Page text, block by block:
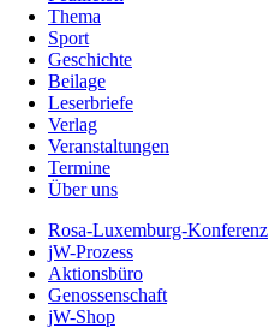
Thema
Sport
Geschichte
Beilage
Leserbriefe
Verlag
Veranstaltungen
Termine
Über uns
Rosa-Luxemburg-Konferenz
jW-Prozess
Aktionsbüro
Genossenschaft
jW-Shop